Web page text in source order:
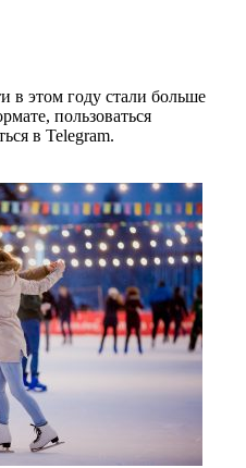
в этом году стали больше
пользоваться
в Telegram.